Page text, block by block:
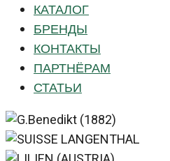
КАТАЛОГ
БРЕНДЫ
КОНТАКТЫ
ПАРТНЁРАМ
СТАТЬИ